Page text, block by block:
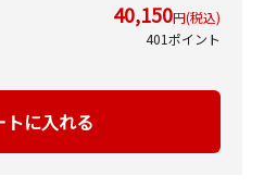
40,150円(税込)
401ポイント